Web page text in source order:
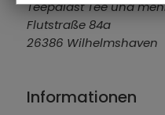
Teepalast Tee und
Flutstraße 84a
26386 Wilhelmshaven
Informationen